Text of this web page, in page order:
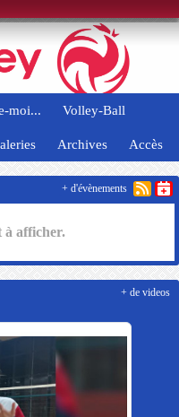
moi... Volley-Ball
Archives Accès
à afficher.
+ d'évènements
+ de videos